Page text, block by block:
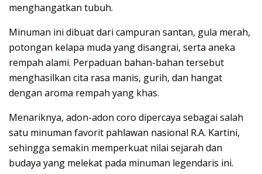
menghangatkan tubuh.
Minuman ini dibuat dari campuran santan, gula merah,
potongan kelapa muda yang disangrai, serta aneka
rempah alami. Perpaduan bahan-bahan tersebut
menghasilkan cita rasa manis, gurih, dan hangat
dengan aroma rempah yang khas.
Menariknya, adon-adon coro dipercaya sebagai salah
satu minuman favorit pahlawan nasional R.A. Kartini,
sehingga semakin memperkuat nilai sejarah dan
budaya yang melekat pada minuman legendaris ini.